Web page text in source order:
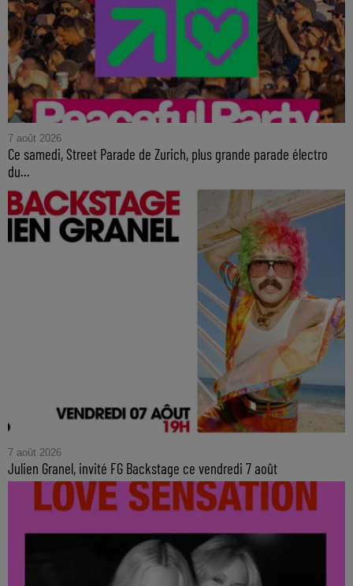
7 août 2026
Ce samedi, Street Parade de Zurich, plus grande parade électro
du...
7 août 2026
Julien Granel, invité FG Backstage ce vendredi 7 août